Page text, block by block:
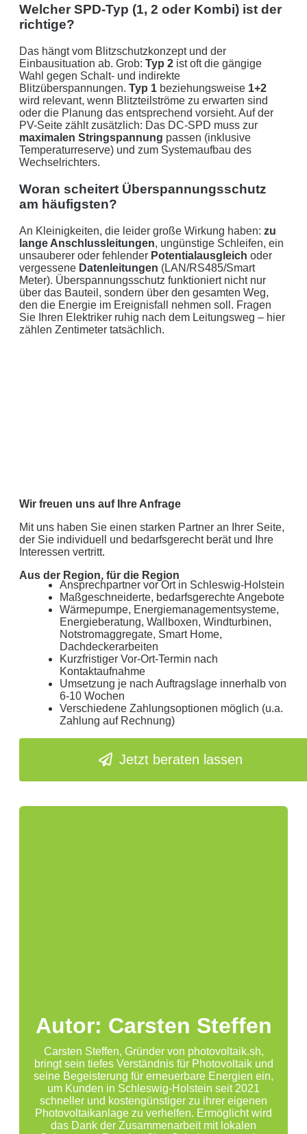
Welcher SPD-Typ (1, 2 oder Kombi) ist der
richtige?
Das hängt vom Blitzschutzkonzept und der
Einbausituation ab. Grob: Typ 2 ist oft die gängige
Wahl gegen Schalt- und indirekte
Blitzüberspannungen. Typ 1 beziehungsweise 1+2
wird relevant, wenn Blitzteilströme zu erwarten sind
oder die Planung das entsprechend vorsieht. Auf der
PV-Seite zählt zusätzlich: Das DC-SPD muss zur
maximalen Stringspannung passen (inklusive
Temperaturreserve) und zum Systemaufbau des
Wechselrichters.
Woran scheitert Überspannungsschutz
am häufigsten?
An Kleinigkeiten, die leider große Wirkung haben: zu
lange Anschlussleitungen, ungünstige Schleifen, ein
unsauberer oder fehlender Potentialausgleich oder
vergessene Datenleitungen (LAN/RS485/Smart
Meter). Überspannungsschutz funktioniert nicht nur
über das Bauteil, sondern über den gesamten Weg,
den die Energie im Ereignisfall nehmen soll. Fragen
Sie Ihren Elektriker ruhig nach dem Leitungsweg – hier
zählen Zentimeter tatsächlich.
Wir freuen uns auf Ihre Anfrage
Mit uns haben Sie einen starken Partner an Ihrer Seite,
der Sie individuell und bedarfsgerecht berät und Ihre
Interessen vertritt.
Aus der Region, für die Region
Ansprechpartner vor Ort in Schleswig-Holstein
Maßgeschneiderte, bedarfsgerechte Angebote
Wärmepumpe, Energiemanagementsysteme,
Energieberatung, Wallboxen, Windturbinen,
Notstromaggregate, Smart Home,
Dachdeckerarbeiten
Kurzfristiger Vor-Ort-Termin nach
Kontaktaufnahme
Umsetzung je nach Auftragslage innerhalb von
6-10 Wochen
Verschiedene Zahlungsoptionen möglich (u.a.
Zahlung auf Rechnung)
Jetzt beraten lassen
Autor: Carsten Steffen
Carsten Steffen, Gründer von photovoltaik.sh,
bringt sein tiefes Verständnis für Photovoltaik und
seine Begeisterung für erneuerbare Energien ein,
um Kunden in Schleswig-Holstein seit 2021
schneller und kostengünstiger zu ihrer eigenen
Photovoltaikanlage zu verhelfen. Ermöglicht wird
das Dank der Zusammenarbeit mit lokalen